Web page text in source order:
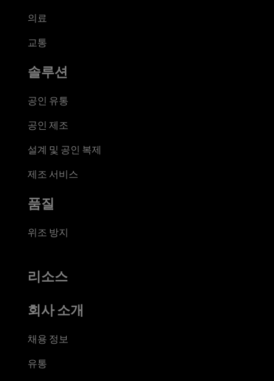
의료
교통
솔루션
공인 유통
공인 제조
설계 및 공인 복제
제조 서비스
품질
위조 방지
리소스
회사 소개
채용 정보
유통